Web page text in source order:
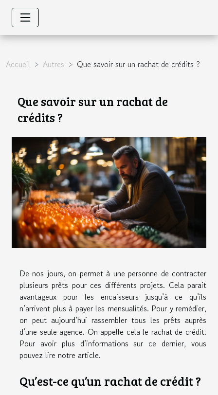
Accueil Autres Que savoir sur un rachat de crédits ?
Que savoir sur un rachat de
crédits ?
De nos jours, on permet à une personne de contracter
plusieurs prêts pour ces différents projets. Cela parait
avantageux pour les encaisseurs jusqu’à ce qu’ils
n’arrivent plus à payer les mensualités. Pour y remédier,
on peut aujourd’hui rassembler tous les prêts auprès
d’une seule agence. On appelle cela le rachat de crédit.
Pour avoir plus d’informations sur ce dernier, vous
pouvez lire notre article.
Qu’est-ce qu’un rachat de crédit ?